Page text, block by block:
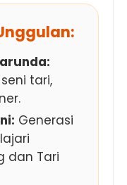
tari,
Generasi
dan Tari